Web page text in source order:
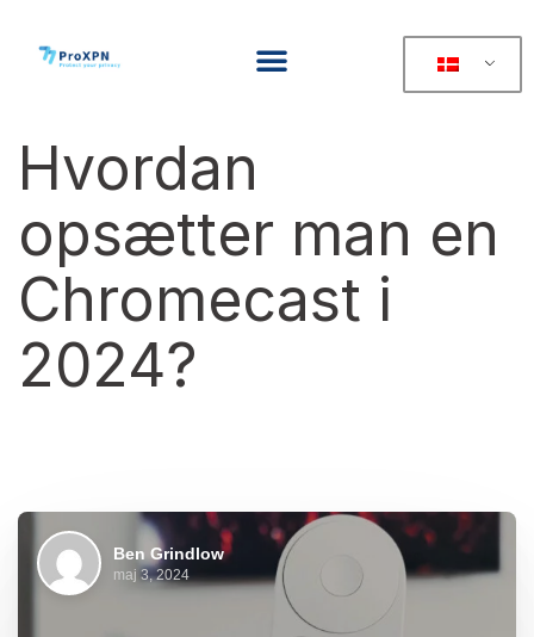
Hvordan
opsætter man en
Chromecast i
2024?
Ben Grindlow
maj 3, 2024